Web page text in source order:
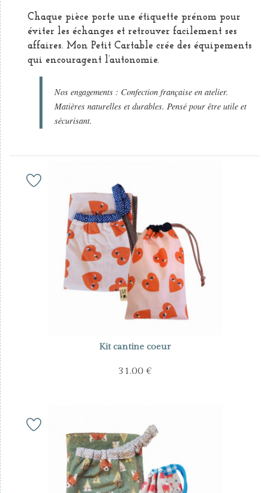
Chaque pièce porte une étiquette prénom pour
éviter les échanges et retrouver facilement ses
affaires. Mon Petit Cartable crée des équipements
qui encouragent l’autonomie.
Nos engagements : Confection française en atelier.
Matières naturelles et durables. Pensé pour être utile et
sécurisant.
Kit cantine coeur
31.00 €